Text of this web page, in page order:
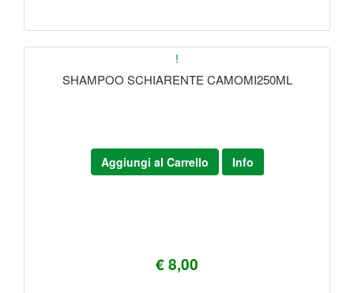
!
SHAMPOO SCHIARENTE CAMOMI250ML
€ 8,00
Aggiungi al Carrello Info